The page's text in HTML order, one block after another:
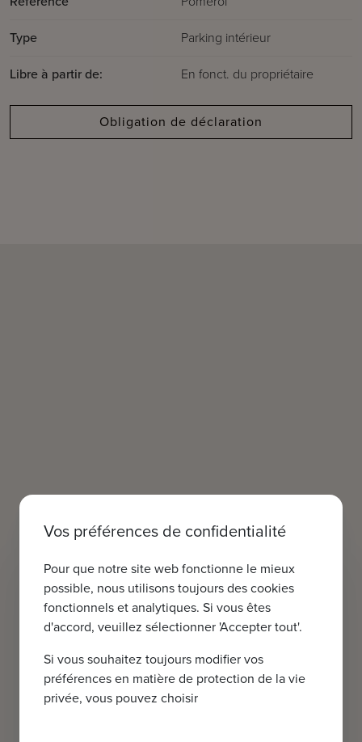
Type
Parking intérieur
Libre à partir de:
En fonct. du propriétaire
Obligation de déclaration
Vos préférences de confidentialité
Pour que notre site web fonctionne le mieux
possible, nous utilisons toujours des cookies
fonctionnels et analytiques. Si vous êtes
d'accord, veuillez sélectionner 'Accepter tout'.
Si vous souhaitez toujours modifier vos
préférences en matière de protection de la vie
privée, vous pouvez choisir